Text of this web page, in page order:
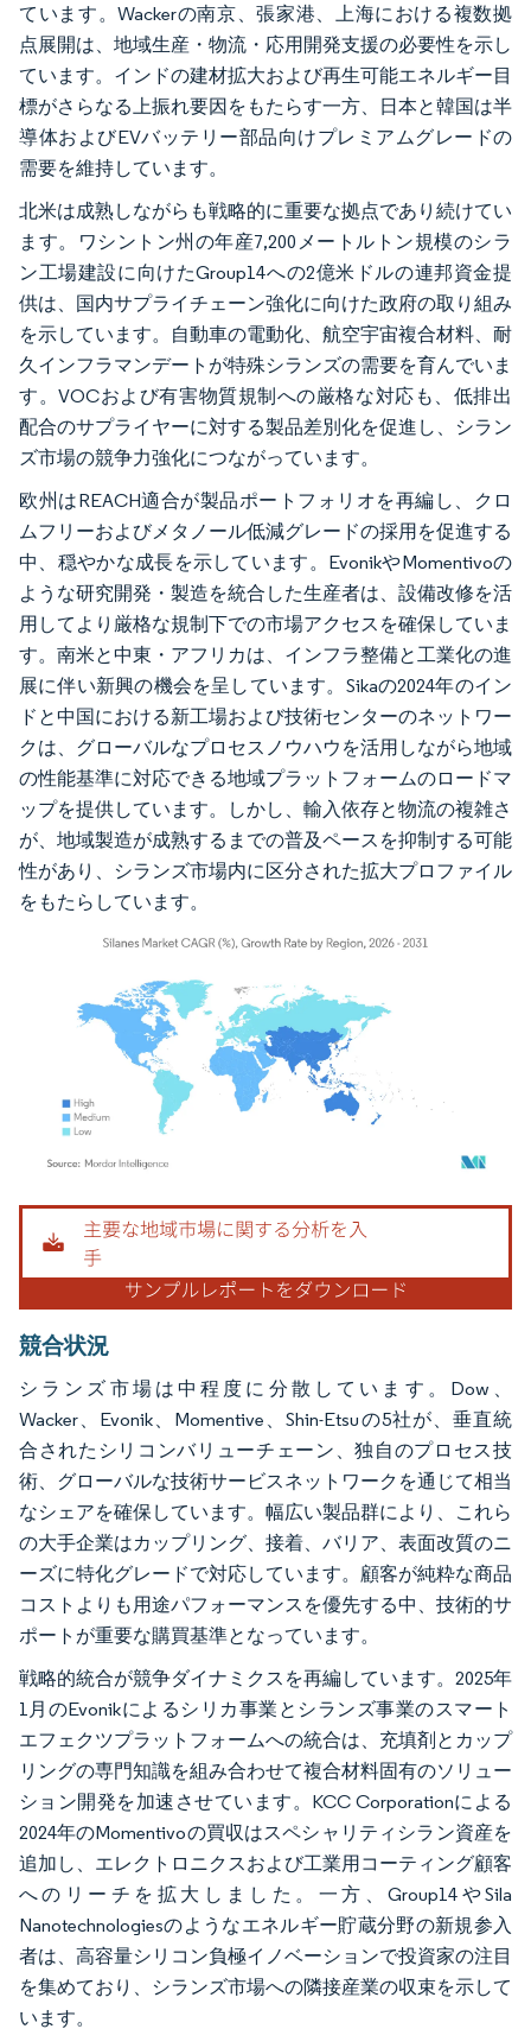
ています。Wackerの南京、張家港、上海における複数拠
点展開は、地域生産・物流・応用開発支援の必要性を示し
ています。インドの建材拡大および再生可能エネルギー目
標がさらなる上振れ要因をもたらす一方、日本と韓国は半
導体およびEVバッテリー部品向けプレミアムグレードの
需要を維持しています。
北米は成熟しながらも戦略的に重要な拠点であり続けてい
ます。ワシントン州の年産7,200メートルトン規模のシラ
ン工場建設に向けたGroup14への2億米ドルの連邦資金提
供は、国内サプライチェーン強化に向けた政府の取り組み
を示しています。自動車の電動化、航空宇宙複合材料、耐
久インフラマンデートが特殊シランズの需要を育んでいま
す。VOCおよび有害物質規制への厳格な対応も、低排出
配合のサプライヤーに対する製品差別化を促進し、シラン
ズ市場の競争力強化につながっています。
欧州はREACH適合が製品ポートフォリオを再編し、クロ
ムフリーおよびメタノール低減グレードの採用を促進する
中、穏やかな成長を示しています。EvonikやMomentivoの
ような研究開発・製造を統合した生産者は、設備改修を活
用してより厳格な規制下での市場アクセスを確保していま
す。南米と中東・アフリカは、インフラ整備と工業化の進
展に伴い新興の機会を呈しています。Sikaの2024年のイン
ドと中国における新工場および技術センターのネットワー
クは、グローバルなプロセスノウハウを活用しながら地域
の性能基準に対応できる地域プラットフォームのロードマ
ップを提供しています。しかし、輸入依存と物流の複雑さ
が、地域製造が成熟するまでの普及ペースを抑制する可能
性があり、シランズ市場内に区分された拡大プロファイル
をもたらしています。
画像 © Mordor Intelligence。再利用にはCC BY 4.0の表示が必要です。
競合状況
シランズ市場は中程度に分散しています。Dow、
Wacker、Evonik、Momentive、Shin-Etsuの5社が、垂直統
合されたシリコンバリューチェーン、独自のプロセス技
術、グローバルな技術サービスネットワークを通じて相当
なシェアを確保しています。幅広い製品群により、これら
の大手企業はカップリング、接着、バリア、表面改質のニ
ーズに特化グレードで対応しています。顧客が純粋な商品
コストよりも用途パフォーマンスを優先する中、技術的サ
ポートが重要な購買基準となっています。
戦略的統合が競争ダイナミクスを再編しています。2025年
1月のEvonikによるシリカ事業とシランズ事業のスマート
エフェクツプラットフォームへの統合は、充填剤とカップ
リングの専門知識を組み合わせて複合材料固有のソリュー
ション開発を加速させています。KCC Corporationによる
2024年のMomentivoの買収はスペシャリティシラン資産を
追加し、エレクトロニクスおよび工業用コーティング顧客
へのリーチを拡大しました。一方、Group14やSila
Nanotechnologiesのようなエネルギー貯蔵分野の新規参入
者は、高容量シリコン負極イノベーションで投資家の注目
を集めており、シランズ市場への隣接産業の収束を示して
います。